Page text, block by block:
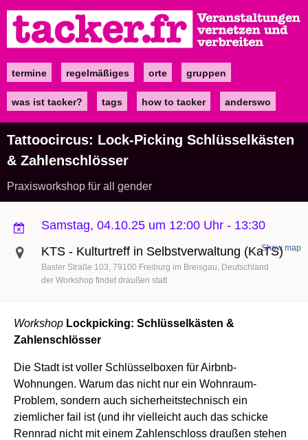
zum
Inhalt
Maintermine regelmäßiges orte gruppen
was ist tacker? tags how to tacker anderswo
Tattoocircus: Lock-Picking Schlüsselkästen
& Zahlenschlösser
Praxisworkshop für all gender
Samstag, 04.10.25 um 12:00 Uhr - 13:30
KTS - Kulturtreff in Selbstverwaltung (KaTS)
Basler Straße 103 79100 Freiburg im Breisgau Deutschland
Show map
der Workshop findet draußen statt
Workshop Lockpicking: Schlüsselkästen &
Zahlenschlösser
Die Stadt ist voller Schlüsselboxen für Airbnb-
Wohnungen. Warum das nicht nur ein Wohnraum-
Problem, sondern auch sicherheitstechnisch ein
ziemlicher fail ist (und ihr vielleicht auch das schicke
Rennrad nicht mit einem Zahlenschloss draußen stehen